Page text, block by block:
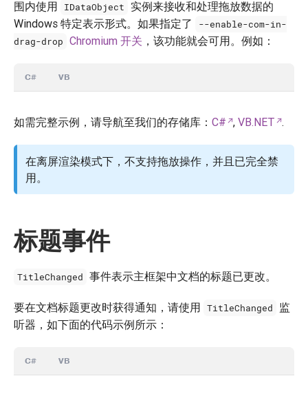
围内使用 IDataObject
实例来接收和处理拖放数据的
Windows 特定表示形式。如果指定了
--enable-com-in-
drag-drop Chromium 开关 ，该功能就会可用。例如：
C# VB
如需完整示例，请导航至我们的存储库： C# , VB.NET .
在离屏渲染模式下，不支持拖放操作，并且已完全禁
用。
标题事件
TitleChanged 事件表示主框架中文档的标题已更改。
要在文档标题更改时获得通知，请使用 TitleChanged
监
听器，如下面的代码示例所示：
C# VB